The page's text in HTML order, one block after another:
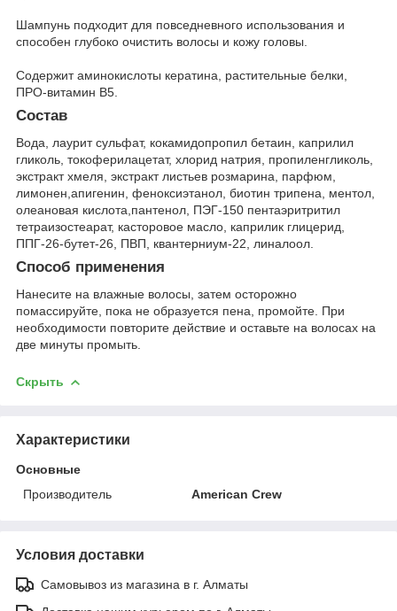
Шампунь подходит для повседневного использования и
способен глубоко очистить волосы и кожу головы.
Содержит аминокислоты кератина, растительные белки,
ПРО-витамин В5.
Состав
Вода, лаурит сульфат, кокамидопропил бетаин, каприлил
гликоль, токоферилацетат, хлорид натрия, пропиленгликоль,
экстракт хмеля, экстракт листьев розмарина, парфюм,
лимонен,апигенин, феноксиэтанол, биотин трипена, ментол,
олеановая кислота,пантенол, ПЭГ-150 пентаэритритил
тетраизостеарат, касторовое масло, каприлик глицерид,
ППГ-26-бутет-26, ПВП, квантерниум-22, линалоол.
Способ применения
Нанесите на влажные волосы, затем осторожно
помассируйте, пока не образуется пена, промойте. При
необходимости повторите действие и оставьте на волосах на
две минуты промыть.
Скрыть
Характеристики
Основные
Производитель
American Crew
Условия доставки
Самовывоз из магазина в г. Алматы